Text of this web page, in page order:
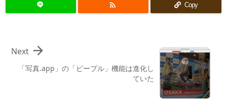
 Copy
「写真.app」の「ピープル」機能は進化し
ていた

Next